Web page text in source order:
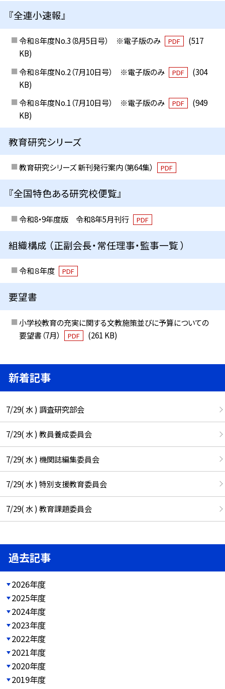
『全連小速報』
令和８年度No.3（8月5日号） ※電子版のみ PDF
(517
KB)
令和８年度No.2（7月10日号） ※電子版のみ
PDF
(304
KB)
令和８年度No.1（7月10日号） ※電子版のみ
PDF
(949
KB)
教育研究シリーズ
教育研究シリーズ 新刊発行案内（第64集） PDF
『全国特色ある研究校便覧』
令和8・9年度版 令和8年5月刊行 PDF
組織構成 （正副会長・常任理事・監事一覧 ）
令和８年度 PDF
要望書
小学校教育の充実に関する文教施策並びに予算についての
要望書（7月）
PDF (261 KB)
新着記事
7/29( 水 ) 調査研究部会
7/29( 水 ) 教員養成委員会
7/29( 水 ) 機関誌編集委員会
7/29( 水 ) 特別支援教育委員会
7/29( 水 ) 教育課題委員会
過去記事
2026年度
2025年度
2024年度
2023年度
2022年度
2021年度
2020年度
2019年度